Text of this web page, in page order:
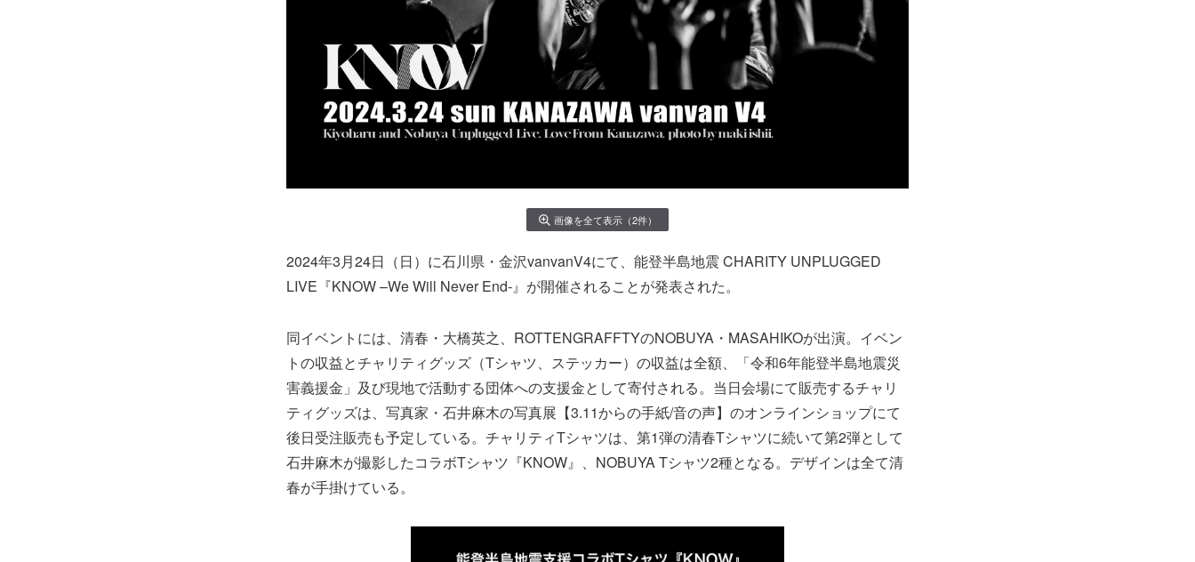
画像を全て表示（2件）
2024年3月24日（日）に石川県・金沢vanvanV4にて、能登半島地震 CHARITY UNPLUGGED
LIVE『KNOW –We Will Never End-』が開催されることが発表された。
同イベントには、清春・大橋英之、ROTTENGRAFFTYのNOBUYA・MASAHIKOが出演。イベン
トの収益とチャリティグッズ（Tシャツ、ステッカー）の収益は全額、「令和6年能登半島地震災
害義援金」及び現地で活動する団体への支援金として寄付される。当日会場にて販売するチャリ
ティグッズは、写真家・石井麻木の写真展【3.11からの手紙/音の声】のオンラインショップにて
後日受注販売も予定している。チャリティTシャツは、第1弾の清春Tシャツに続いて第2弾として
石井麻木が撮影したコラボTシャツ『KNOW』、NOBUYA Tシャツ2種となる。デザインは全て清
春が手掛けている。